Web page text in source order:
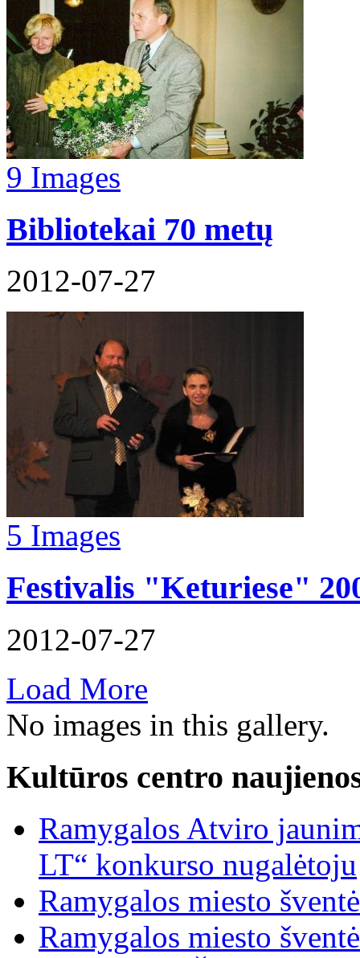
9 Images
Bibliotekai 70 metų
2012-07-27
5 Images
Festivalis "Keturiese"
2012-07-27
Load More
No images in this gallery.
Kultūros centro
Ramygalos Atviro
LT“ konkurso nugalėtoju
Ramygalos miesto šventė
Ramygalos miesto šventė